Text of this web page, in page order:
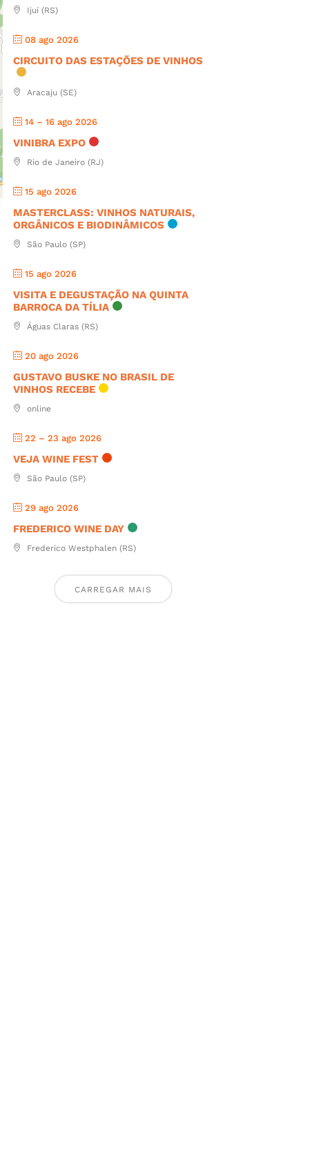
Ijuí (RS)
08 ago 2026
CIRCUITO DAS ESTAÇÕES DE VINHOS
Aracaju (SE)
14 – 16 ago 2026
VINIBRA EXPO
Rio de Janeiro (RJ)
15 ago 2026
MASTERCLASS: VINHOS NATURAIS,
ORGÂNICOS E BIODINÂMICOS
São Paulo (SP)
15 ago 2026
VISITA E DEGUSTAÇÃO NA QUINTA
BARROCA DA TÍLIA
Águas Claras (RS)
20 ago 2026
GUSTAVO BUSKE NO BRASIL DE
VINHOS RECEBE
online
22 – 23 ago 2026
VEJA WINE FEST
São Paulo (SP)
29 ago 2026
FREDERICO WINE DAY
Frederico Westphalen (RS)
CARREGAR MAIS